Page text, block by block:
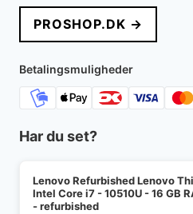
PROSHOP.DK →
Betalingsmuligheder
Har du set?
Lenovo Refurbished Lenovo
Intel Core i7 - 10510U - 16 GB
- refurbished